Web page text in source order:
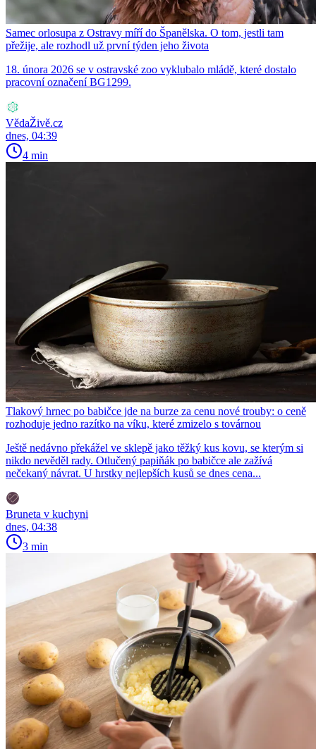
Samec orlosupa z Ostravy míří do Španělska. O tom, jestli tam
přežije, ale rozhodl už první týden jeho života
18. února 2026 se v ostravské zoo vyklubalo mládě, které dostalo
pracovní označení BG1299.
VědaŽivě.cz
dnes, 04:39
4 min
Tlakový hrnec po babičce jde na burze za cenu nové trouby: o ceně
rozhoduje jedno razítko na víku, které zmizelo s továrnou
Ještě nedávno překážel ve sklepě jako těžký kus kovu, se kterým si
nikdo nevěděl rady. Otlučený papiňák po babičce ale zažívá
nečekaný návrat. U hrstky nejlepších kusů se dnes cena...
Bruneta v kuchyni
dnes, 04:38
3 min